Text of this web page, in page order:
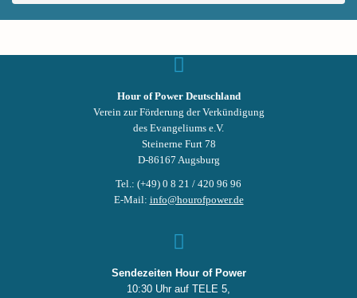
Hour of Power Deutschland
Verein zur Förderung der Verkündigung
des Evangeliums e.V.
Steinerne Furt 78
D-86167 Augsburg
Tel.: (+49) 0 8 21 / 420 96 96
E-Mail: info@hourofpower.de
Sendezeiten Hour of Power
10:30 Uhr auf TELE 5,